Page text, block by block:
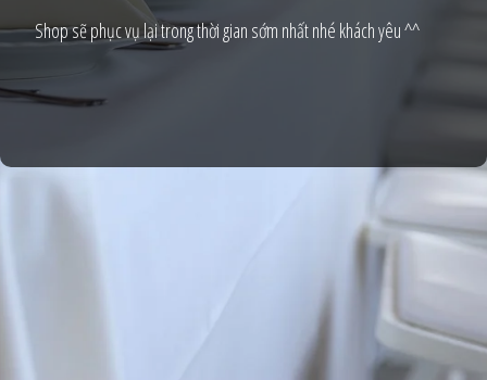
Shop sẽ phục vụ lại trong thời gian sớm nhất nhé khách yêu ^^